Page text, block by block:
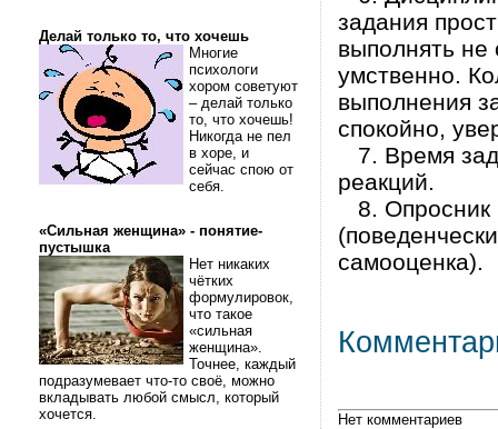
Делай только то, что хочешь
Многие
психологи
хором советуют
– делай только
то, что хочешь!
Никогда не пел
в хоре, и
сейчас спою от
себя.
«Сильная женщина» - понятие-
пустышка
Нет никаких
чётких
формулировок,
что такое
«сильная
женщина».
Точнее, каждый
подразумевает что-то своё, можно
вкладывать любой смысл, который
хочется.
задания
выполнять не
умственно.
выполнения
спокойно,
7. Время
реакций.
8. Опросник
самооценка).
Нет комментариев